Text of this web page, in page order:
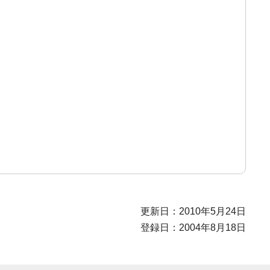
更新日：2010年5月24日
登録日：2004年8月18日